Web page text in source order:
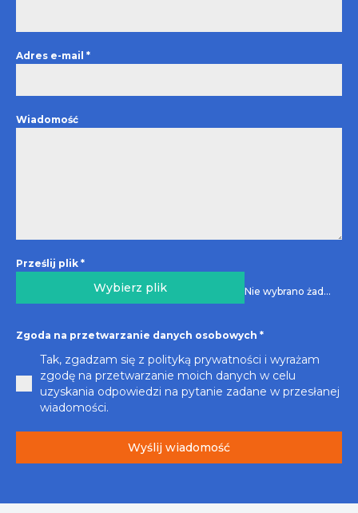
Adres e-mail *
Wiadomość
Prześlij plik *
Wybierz plik Nie wybrano żadnego pliku
Zgoda na przetwarzanie danych osobowych *
Tak, zgadzam się z polityką prywatności i wyrażam
zgodę na przetwarzanie moich danych w celu
uzyskania odpowiedzi na pytanie zadane w przesłanej
wiadomości.
Wyślij wiadomość